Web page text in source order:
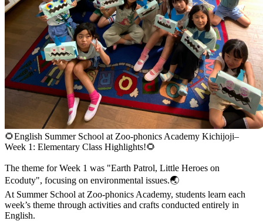
🌻English Summer School at Zoo-phonics Academy Kichijoji–
Week 1: Elementary Class Highlights!🌻
The theme for Week 1 was "Earth Patrol, Little Heroes on
Ecoduty", focusing on environmental issues.🌏
At Summer School at Zoo-phonics Academy, students learn each
week’s theme through activities and crafts conducted entirely in
English.